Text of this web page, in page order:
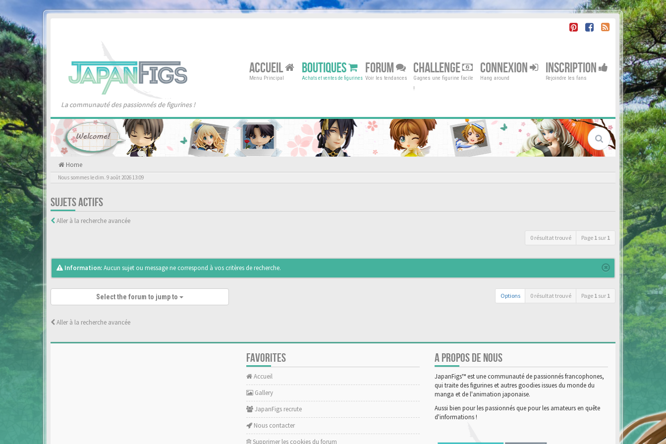
La communauté des passionnés de figurines !
ACCUEIL
Menu Principal
BOUTIQUES
Achats et ventes de figurines
FORUM
Voir les tendances
CHALLENGE
Gagnes une figurine facile
!
CONNEXION
Hang around
INSCRIPTION
Rejoindre les fans
Home
Nous sommes le dim. 9 août 2026 13:09
SUJETS ACTIFS
Aller à la recherche avancée
0 résultat trouvé Page 1 sur 1
Information:Aucun sujet ou message ne correspond à vos critères de recherche.
Options 0 résultat trouvé Page 1 sur 1
Select the forum to jump to
Aller à la recherche avancée
FAVORITES
Accueil
Gallery
JapanFigs recrute
Nous contacter
Supprimer les cookies du forum
A PROPOS DE NOUS
JapanFigs™ est une communauté de passionnés francophones,
qui traite des figurines et autres goodies issues du monde du
manga et de l'animation japonaise.
Aussi bien pour les passionnés que pour les amateurs en quête
d'informations !